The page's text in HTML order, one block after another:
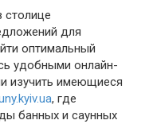
столице
для
оптимальный
удобными онлайн-
изучить имеющиеся
, где
банных и саунных